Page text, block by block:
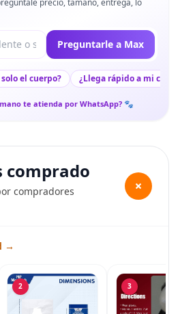
precio, tamaño, entrega, lo
Preguntarle a Max
el cuerpo? ¿Llega rápido a mi
te atienda por WhatsApp? 🐾
comprado
compradores
+
→
2 3